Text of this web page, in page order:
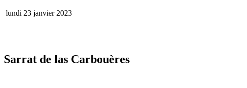
lundi 23 janvier 2023
Sarrat de las Carbouères